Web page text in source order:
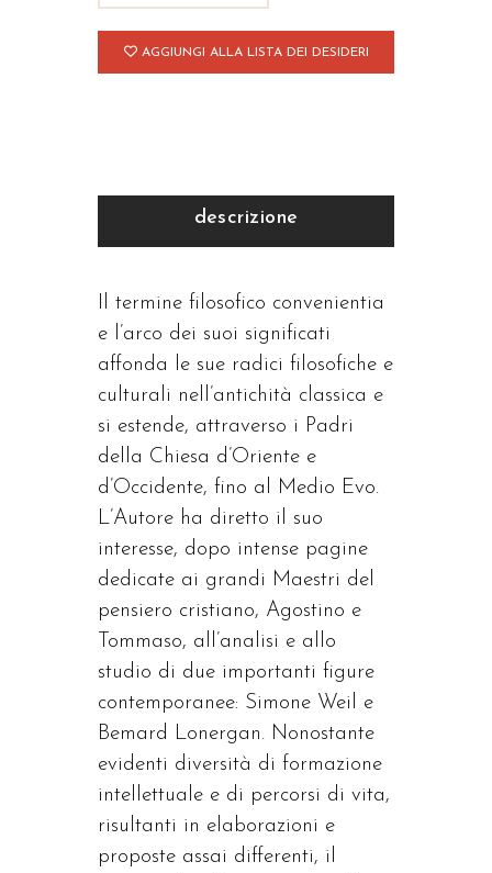
AGGIUNGI ALLA LISTA DEI DESIDERI
descrizione
Il termine filosofico convenientia
e l’arco dei suoi significati
affonda le sue radici filosofiche e
culturali nell’antichità classica e
si estende, attraverso i Padri
della Chiesa d’Oriente e
d’Occidente, fino al Medio Evo.
L’Autore ha diretto il suo
interesse, dopo intense pagine
dedicate ai grandi Maestri del
pensiero cristiano, Agostino e
Tommaso, all’analisi e allo
studio di due importanti figure
contemporanee: Simone Weil e
Bemard Lonergan. Nonostante
evidenti diversità di formazione
intellettuale e di percorsi di vita,
risultanti in elaborazioni e
proposte assai differenti, il